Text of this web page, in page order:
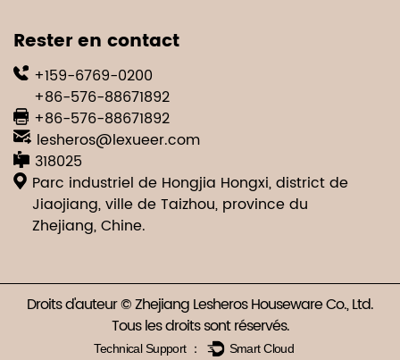
Rester en contact
+159-6769-0200
+86-576-88671892
+86-576-88671892
lesheros@lexueer.com
318025
Parc industriel de Hongjia Hongxi, district de
Jiaojiang, ville de Taizhou, province du
Zhejiang, Chine.
Droits d'auteur © Zhejiang Lesheros Houseware Co., Ltd.
Tous les droits sont réservés.
Technical Support ： Smart Cloud